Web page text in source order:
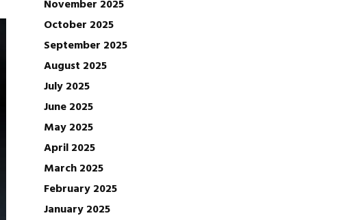
November 2025
October 2025
September 2025
August 2025
July 2025
June 2025
May 2025
April 2025
March 2025
February 2025
January 2025